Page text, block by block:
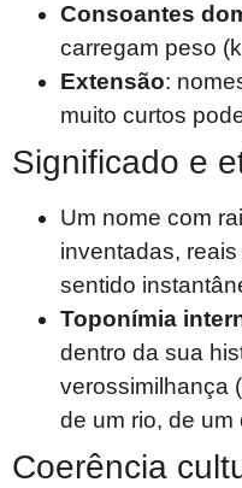
Consoantes
carregam peso
Extensão:
muito curtos
Significado e
Um nome com
inventadas,
sentido
Toponímia
dentro da sua
verossimilhança
de um rio, de um
Coerência